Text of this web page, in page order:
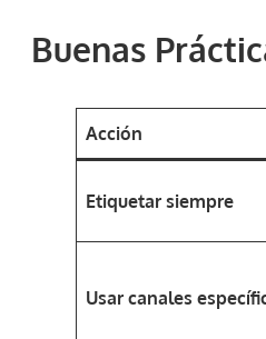
Buenas
Acción
Etiquetar siempre
Usar canales